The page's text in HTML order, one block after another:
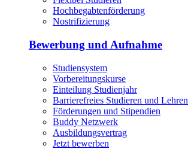
Hochbegabtenförderung
Nostrifizierung
Bewerbung und Aufnahme
Studiensystem
Vorbereitungskurse
Einteilung Studienjahr
Barrierefreies Studieren und Lehren
Förderungen und Stipendien
Buddy Netzwerk
Ausbildungsvertrag
Jetzt bewerben